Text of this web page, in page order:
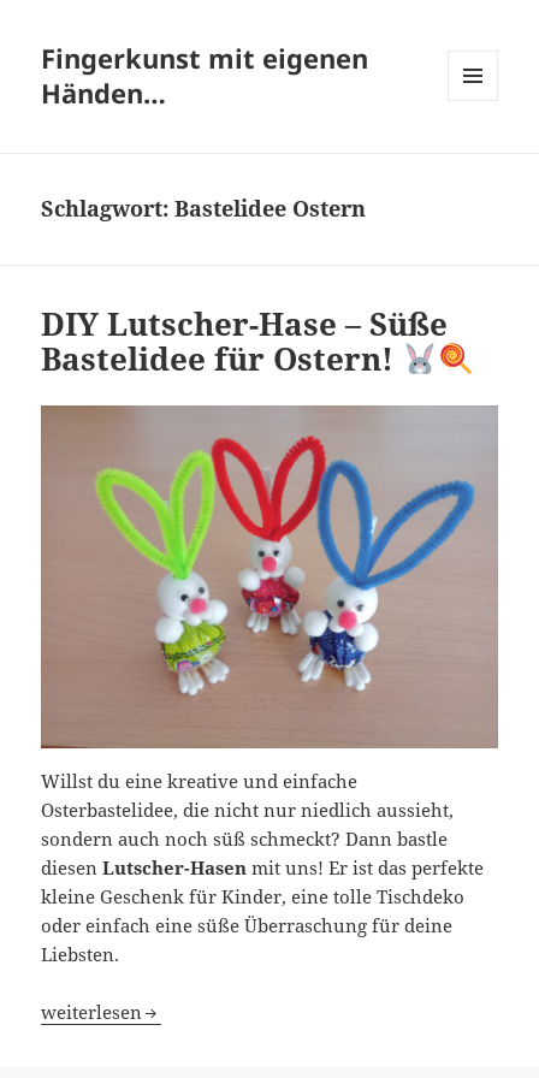
Fingerkunst mit eigenen
Händen…
Schlagwort:Bastelidee Ostern
DIY Lutscher-Hase – Süße
Bastelidee für Ostern!
Willst du eine kreative und einfache
Osterbastelidee, die nicht nur niedlich aussieht,
sondern auch noch süß schmeckt? Dann bastle
diesenLutscher-Hasen mit uns! Er ist das perfekte
kleine Geschenk für Kinder, eine tolle Tischdeko
oder einfach eine süße Überraschung für deine
Liebsten.
DIY Lutscher-Hase – Süße Bastelidee für Ostern!
weiterlesen